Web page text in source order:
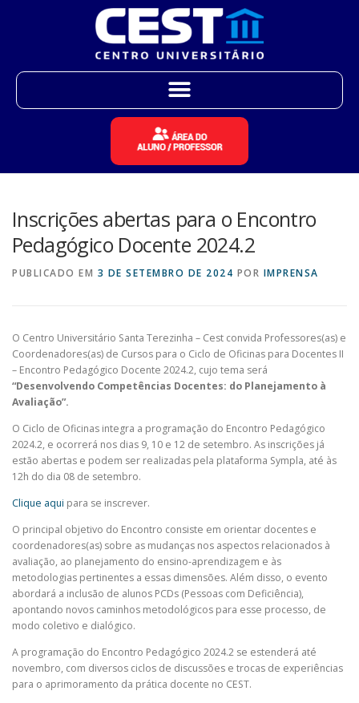
Inscrições abertas para o Encontro
Pedagógico Docente 2024.2
PUBLICADO EM 3 DE SETEMBRO DE 2024 POR IMPRENSA
O Centro Universitário Santa Terezinha – Cest convida Professores(as) e
Coordenadores(as) de Cursos para o Ciclo de Oficinas para Docentes II
– Encontro Pedagógico Docente 2024.2, cujo tema será
“Desenvolvendo Competências Docentes: do Planejamento à
Avaliação”.
O Ciclo de Oficinas integra a programação do Encontro Pedagógico
2024.2, e ocorrerá nos dias 9, 10 e 12 de setembro. As inscrições já
estão abertas e podem ser realizadas pela plataforma Sympla, até às
12h do dia 08 de setembro.
Clique aqui para se inscrever.
O principal objetivo do Encontro consiste em orientar docentes e
coordenadores(as) sobre as mudanças nos aspectos relacionados à
avaliação, ao planejamento do ensino-aprendizagem e às
metodologias pertinentes a essas dimensões. Além disso, o evento
abordará a inclusão de alunos PCDs (Pessoas com Deficiência),
apontando novos caminhos metodológicos para esse processo, de
modo coletivo e dialógico.
A programação do Encontro Pedagógico 2024.2 se estenderá até
novembro, com diversos ciclos de discussões e trocas de experiências
para o aprimoramento da prática docente no CEST.